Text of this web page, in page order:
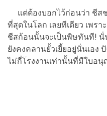
แต่ต้องบอกไว้ก่อนว่า ชีส
ที่สุดในโลก เลยทีเดียว เพร
ชีสก้อนนั้นจะเป็นพิษทันที!
ยังคงคลานยั้วเยี้ยอยู่นั่นเอง
ไม่กี่โรงงานเท่านั้นที่มีใบอ